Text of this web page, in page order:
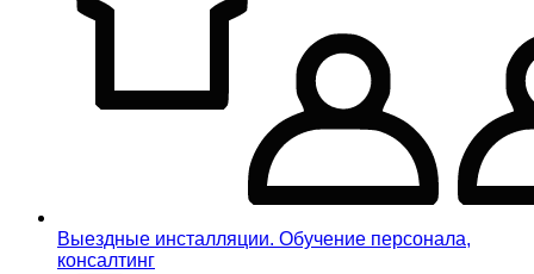
Выездные инсталляции. Обучение персонала,
консалтинг